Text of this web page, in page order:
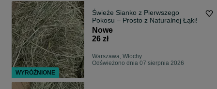
Świeże Sianko z Pierwszego
Pokosu – Prosto z Naturalnej Łąki!
Nowe
26 zł
Warszawa, Włochy
Odświeżono dnia 07 sierpnia 2026
WYRÓŻNIONE